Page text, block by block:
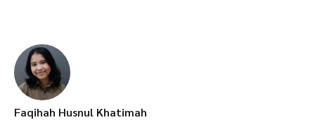
Faqihah Husnul Khatimah